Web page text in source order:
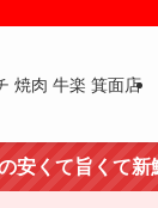
焼肉 牛楽 箕面店
くて新鮮な肉